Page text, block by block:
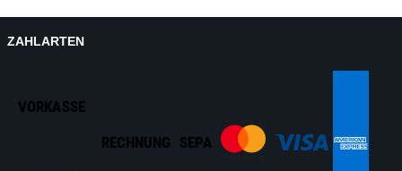
ZAHLARTEN
VORKASSE
RECHNUNG SEPA